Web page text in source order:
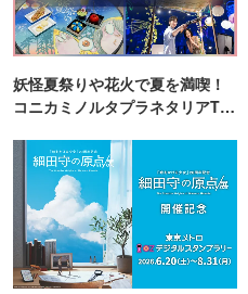
妖怪夏祭りや花火で夏を満喫！
コニカミノルタプラネタリアTO